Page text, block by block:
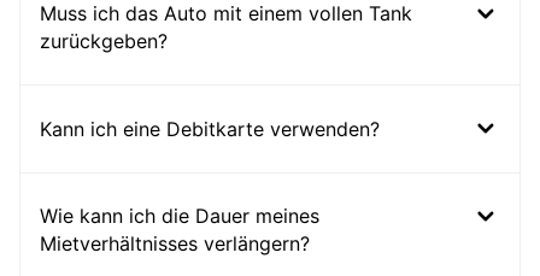
Muss ich das Auto mit einem vollen Tank
zurückgeben?
Kann ich eine Debitkarte verwenden?
Wie kann ich die Dauer meines
Mietverhältnisses verlängern?